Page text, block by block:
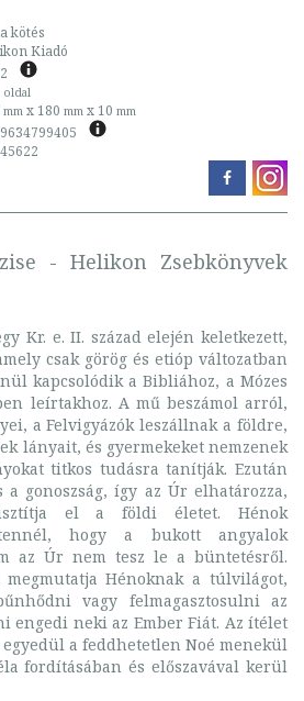
kötés
Kiadó
oldal
mm x 180 mm x 10 mm
- Helikon Zsebkönyvek
Kr. e. II. század elején keletkezett,
csak görög és etióp változatban
kapcsolódik a Bibliához, a Mózes
leírtakhoz. A mű beszámol arról,
a Felvigyázók leszállnak a földre,
lányait, és gyermekeket nemzenek
titkos tudásra tanítják. Ezután
gonoszság, így az Úr elhatározza,
el a földi életet. Hénok
hogy a bukott angyalok
az Úr nem tesz le a büntetésről.
megmutatja Hénoknak a túlvilágot,
vagy felmagasztosulni az
engedi neki az Ember Fiát. Az ítélet
a feddhetetlen Noé menekül
fordításában és előszavával kerül